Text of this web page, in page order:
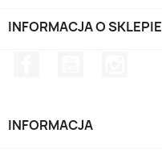
INFORMACJA O SKLEPIE
INFORMACJA